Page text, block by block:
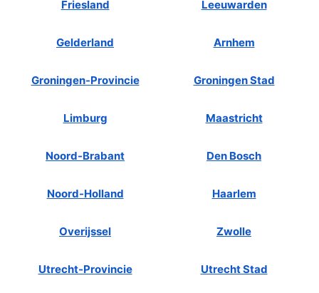
Friesland Leeuwarden
Gelderland Arnhem
Groningen-Provincie Groningen Stad
Limburg Maastricht
Noord-Brabant Den Bosch
Noord-Holland Haarlem
Overijssel Zwolle
Utrecht-Provincie Utrecht Stad